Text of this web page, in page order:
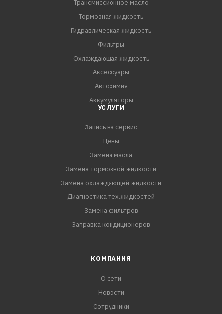
Трансмиссионное масло
Тормозная жидкость
Гидравлическая жидкость
Фильтры
Охлаждающая жидкость
Аксессуары
Автохимия
Аккумуляторы
УСЛУГИ
Запись на сервис
Цены
Замена масла
Замена тормозной жидкости
Замена охлаждающей жидкости
Диагностика тех.жидкостей
Замена фильтров
Заправка кондиционеров
КОМПАНИЯ
О сети
Новости
Сотрудники